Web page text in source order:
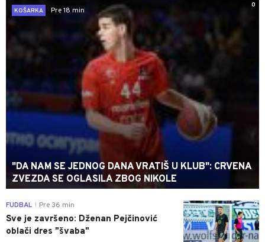
0
KOŠARKA
Pre 18 min
"DA NAM SE JEDNOG DANA VRATIŠ U KLUB": CRVENA
ZVEZDA SE OGLASILA ZBOG NIKOLE
0
FUDBAL Pre 36 min
Sve je završeno: Dženan Pejčinović
oblači dres "švaba"